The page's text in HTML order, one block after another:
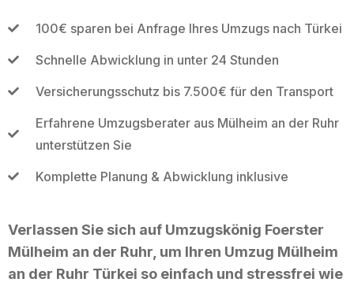
100€ sparen bei Anfrage Ihres Umzugs nach Türkei
Schnelle Abwicklung in unter 24 Stunden
Versicherungsschutz bis 7.500€ für den Transport
Erfahrene Umzugsberater aus Mülheim an der Ruhr
unterstützen Sie
Komplette Planung & Abwicklung inklusive
Verlassen Sie sich auf Umzugskönig Foerster
Mülheim an der Ruhr, um Ihren Umzug Mülheim
an der Ruhr Türkei so einfach und stressfrei wie